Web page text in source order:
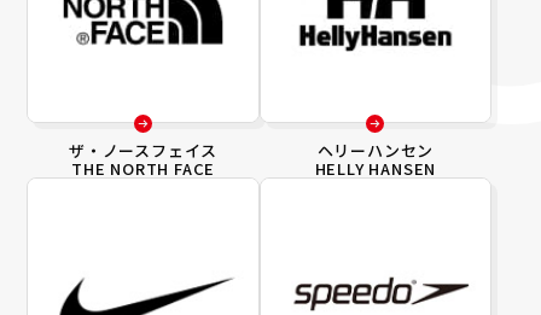
ザ・ノースフェイス
THE NORTH FACE
ヘリーハンセン
HELLY HANSEN